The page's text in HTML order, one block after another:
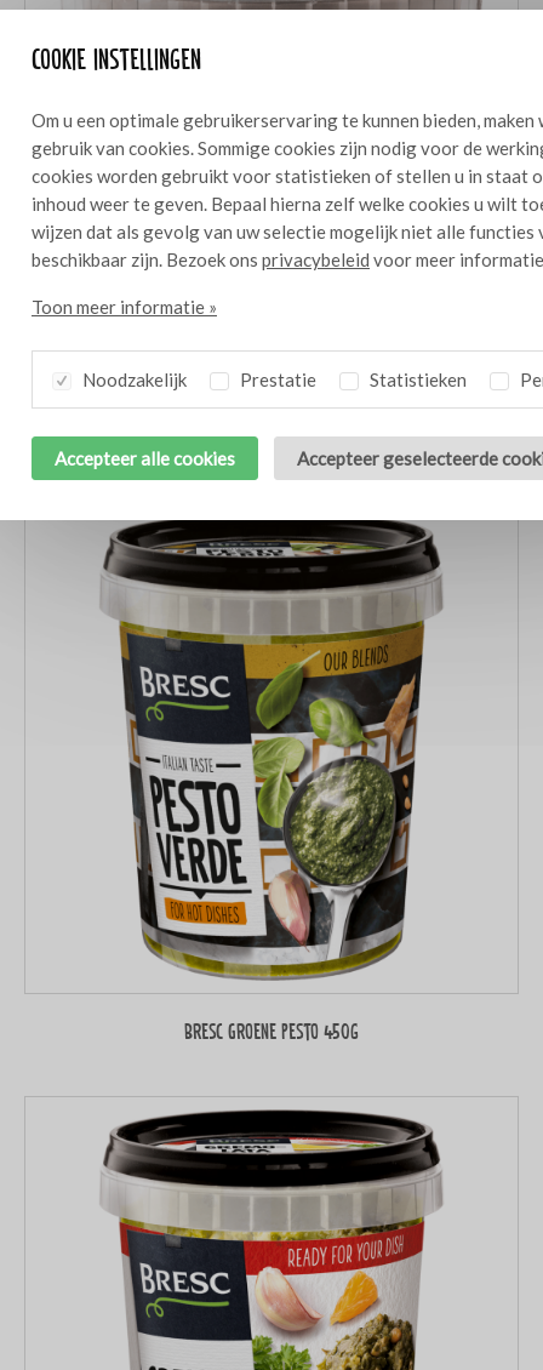
Cookie instellingen
Om u een optimale gebruikerservaring te kunnen bieden,
gebruik van cookies. Sommige cookies zijn nodig voor de
cookies worden gebruikt voor statistieken of stellen u in staat
inhoud weer te geven. Bepaal hierna zelf welke cookies u wilt
wijzen dat als gevolg van uw selectie mogelijk niet alle functies
beschikbaar zijn. Bezoek ons privacybeleid voor meer
Toon meer informatie »
Noodzakelijk Prestatie Statistieken
Accepteer alle cookies Accepteer geselecteerde
Bresc Caponata 1000g
Bresc Groene pesto 450g